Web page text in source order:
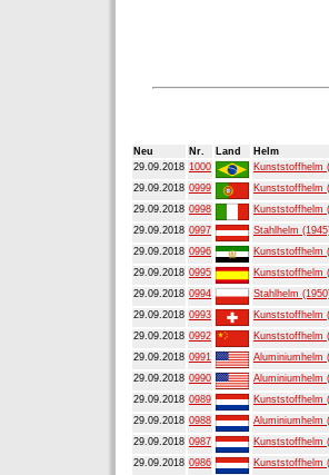
Neu Nr. Land
Helm
29.09.2018 1000
Kunststoffhelm
29.09.2018 0999
Kunststoffhelm
29.09.2018 0998
Kunststoffhelm
29.09.2018 0997
Stahlhelm
29.09.2018 0996
Kunststoffhelm
29.09.2018 0995
Kunststoffhelm
29.09.2018 0994
Stahlhelm
29.09.2018 0993
Kunststoffhelm
29.09.2018 0992
Kunststoffhelm
29.09.2018 0991
Aluminiumhelm
29.09.2018 0990
Aluminiumhelm
29.09.2018 0989
Kunststoffhelm
29.09.2018 0988
Aluminiumhelm
29.09.2018 0987
Kunststoffhelm
29.09.2018 0986
Kunststoffhelm